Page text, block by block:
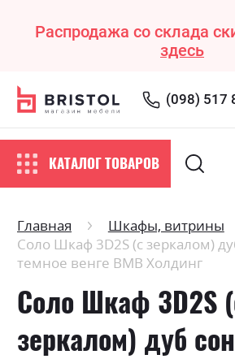
Распродажа со склада
здесь
(098) 517
КАТАЛОГ ТОВАРОВ
Главная Шкафы, витрины
Соло Шкаф 3D2S (с зеркалом)
темное венге ВМВ Холдинг
Соло Шкаф 3D2S
зеркалом) дуб